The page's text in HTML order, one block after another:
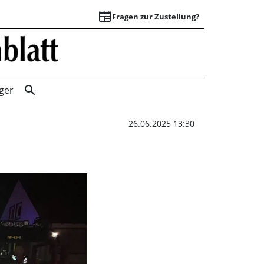
newspaperFragen zur Zustellung?
Erneute
search
26.06.2025 13:30